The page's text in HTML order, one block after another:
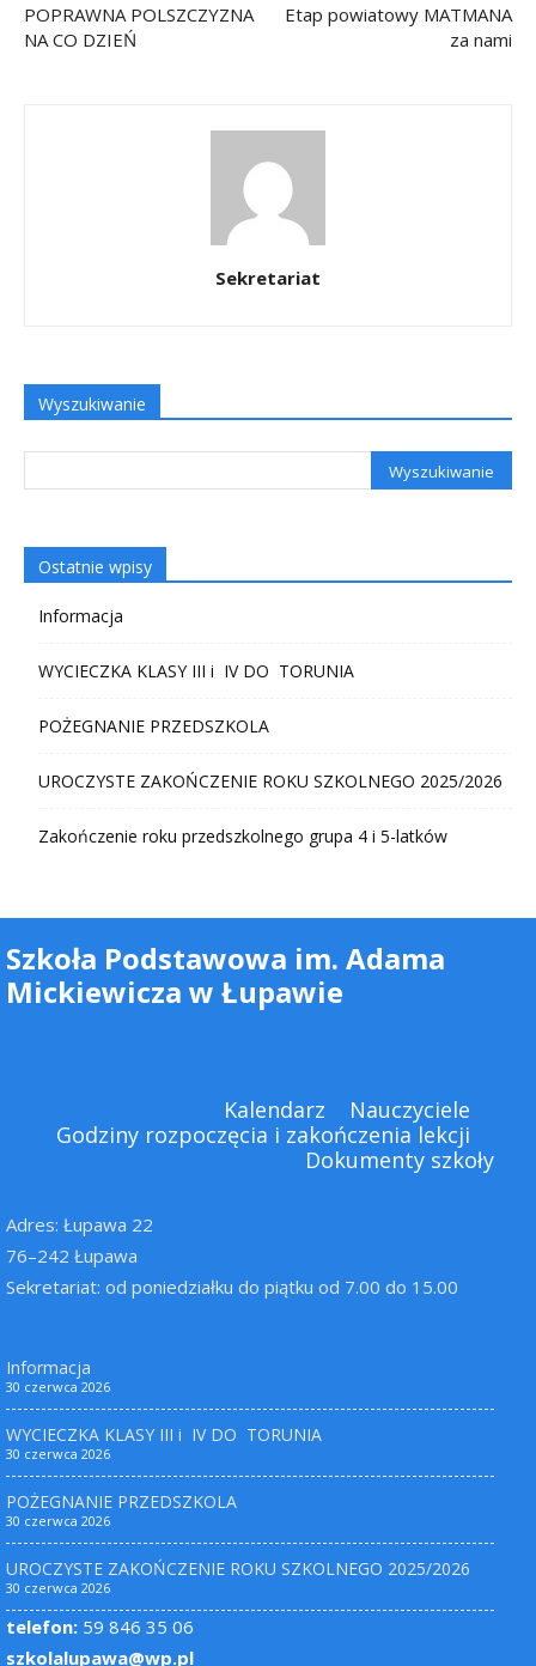
POPRAWNA POLSZCZYZNA
NA CO DZIEŃ
Etap powiatowy MATMANA
za nami
Sekretariat
Wyszukiwanie
Ostatnie wpisy
Informacja
WYCIECZKA KLASY III i IV DO TORUNIA
POŻEGNANIE PRZEDSZKOLA
UROCZYSTE ZAKOŃCZENIE ROKU SZKOLNEGO 2025/2026
Zakończenie roku przedszkolnego grupa 4 i 5-latków
Szkoła Podstawowa im. Adama
Mickiewicza w Łupawie
Kalendarz
Nauczyciele
Godziny rozpoczęcia i zakończenia lekcji
Dokumenty szkoły
Adres: Łupawa 22
76–242 Łupawa
Sekretariat: od poniedziałku do piątku od 7.00 do 15.00
Informacja
30 czerwca 2026
WYCIECZKA KLASY III i IV DO TORUNIA
30 czerwca 2026
POŻEGNANIE PRZEDSZKOLA
30 czerwca 2026
UROCZYSTE ZAKOŃCZENIE ROKU SZKOLNEGO 2025/2026
30 czerwca 2026
telefon: 59 846 35 06
szkolalupawa@wp.pl